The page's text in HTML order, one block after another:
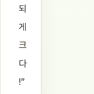
되
게
크
다
!”